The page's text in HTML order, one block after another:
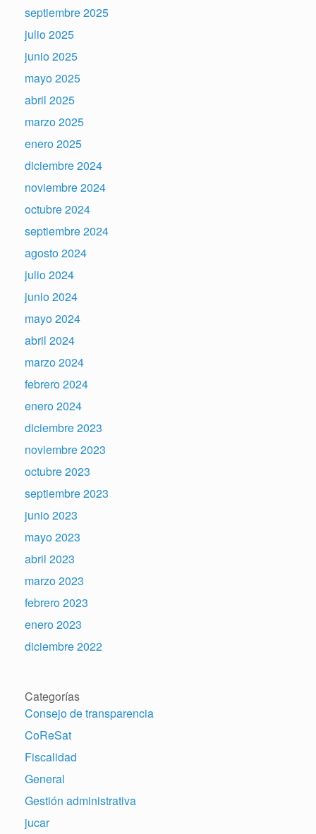
septiembre 2025
julio 2025
junio 2025
mayo 2025
abril 2025
marzo 2025
enero 2025
diciembre 2024
noviembre 2024
octubre 2024
septiembre 2024
agosto 2024
julio 2024
junio 2024
mayo 2024
abril 2024
marzo 2024
febrero 2024
enero 2024
diciembre 2023
noviembre 2023
octubre 2023
septiembre 2023
junio 2023
mayo 2023
abril 2023
marzo 2023
febrero 2023
enero 2023
diciembre 2022
Categorías
Consejo de transparencia
CoReSat
Fiscalidad
General
Gestión administrativa
jucar